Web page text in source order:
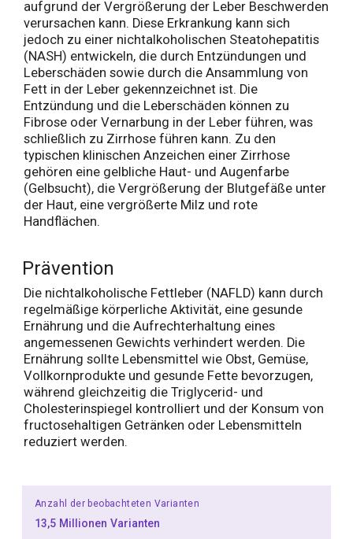
aufgrund der Vergrößerung der Leber Beschwerden
verursachen kann. Diese Erkrankung kann sich
jedoch zu einer nichtalkoholischen Steatohepatitis
(NASH) entwickeln, die durch Entzündungen und
Leberschäden sowie durch die Ansammlung von
Fett in der Leber gekennzeichnet ist. Die
Entzündung und die Leberschäden können zu
Fibrose oder Vernarbung in der Leber führen, was
schließlich zu Zirrhose führen kann. Zu den
typischen klinischen Anzeichen einer Zirrhose
gehören eine gelbliche Haut- und Augenfarbe
(Gelbsucht), die Vergrößerung der Blutgefäße unter
der Haut, eine vergrößerte Milz und rote
Handflächen.
Prävention
Die nichtalkoholische Fettleber (NAFLD) kann durch
regelmäßige körperliche Aktivität, eine gesunde
Ernährung und die Aufrechterhaltung eines
angemessenen Gewichts verhindert werden. Die
Ernährung sollte Lebensmittel wie Obst, Gemüse,
Vollkornprodukte und gesunde Fette bevorzugen,
während gleichzeitig die Triglycerid- und
Cholesterinspiegel kontrolliert und der Konsum von
fructosehaltigen Getränken oder Lebensmitteln
reduziert werden.
Anzahl der beobachteten Varianten
13,5 Millionen Varianten